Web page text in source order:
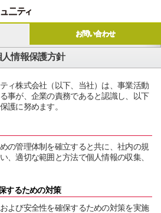
お問い合わせ
人情報保護方針
ィ株式会社（以下、当社）は、事業活動
事が、企業の責務であると認識し、以下
護に努めます。
の管理体制を確立すると共に、社内の規
、適切な範囲と方法で個人情報の収集、
するための対策
よび安全性を確保するための対策を実施